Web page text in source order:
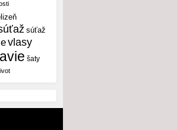
súťaž
vlasy
šaty